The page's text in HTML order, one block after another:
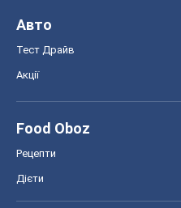
Авто
Тест Драйв
Акції
Food Oboz
Рецепти
Дієти